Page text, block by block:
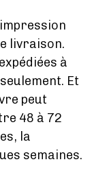
livraison.
à
Et
peut
48 à 72
la
semaines.